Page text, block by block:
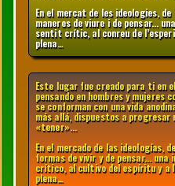
En el mercat de les ideologies,
maneres de viure i de pensar...
sentit crític, al conreu de
plena…
Este lugar fue creado para ti en
pensando en hombres y mujeres
se conforman con una vida
más allá, dispuestos a progresar
«tener»...
En el mercado de las ideologías,
formas de vivir y de pensar...
crítico, al cultivo del espíritu y a
plena…